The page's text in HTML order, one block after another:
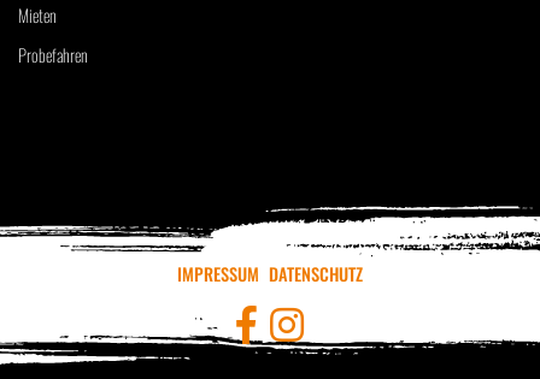
Mieten
Probefahren
IMPRESSUM DATENSCHUTZ